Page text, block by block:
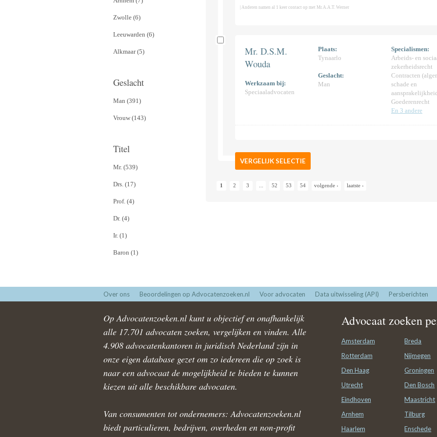
Zwolle (6)
Leeuwarden (6)
Alkmaar (5)
Geslacht
Man (391)
Vrouw (143)
Titel
Mr. (539)
Drs. (17)
Prof. (4)
Dr. (4)
Ir. (1)
Baron (1)
| Anderen namen al 1 keer contact op met Mr. A.A.T. Werner
Mr. D.S.M.
Wouda
Werkzaam bij:
Speciaaladvocaten
Plaats:
Tynaarlo
Geslacht:
Man
Specialismen:
Arbeids- en
zekerheidsrecht
Contracten
schade en
Goederenrecht
En 3 andere
VERGELIJK SELECTIE
1 2 3 52 53 54 volgende › laatste ›
Over ons Beoordelingen op Advocatenzoeken.nl Voor advocaten Data uitwisseling (API) Persberichten
Op Advocatenzoeken.nl kunt u objectief en onafhankelijk
alle 17.701 advocaten zoeken, vergelijken en vinden. Alle
4.908 advocatenkantoren in juridisch Nederland zijn in
onze eigen database gezet om zo iedereen die op zoek is
naar een advocaat de mogelijkheid te bieden te kunnen
kiezen uit alle beschikbare advocaten.
Van consumenten tot ondernemers: Advocatenzoeken.nl
biedt particulieren, bedrijven, overheden en non-profit
Advocaat zoeken
Amsterdam
Rotterdam
Den Haag
Utrecht
Eindhoven
Arnhem
Haarlem
Breda
Nijmegen
Groningen
Den Bosch
Maastricht
Tilburg
Enschede